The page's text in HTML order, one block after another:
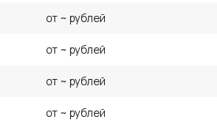
от ~ рублей
от ~ рублей
от ~ рублей
от ~ рублей